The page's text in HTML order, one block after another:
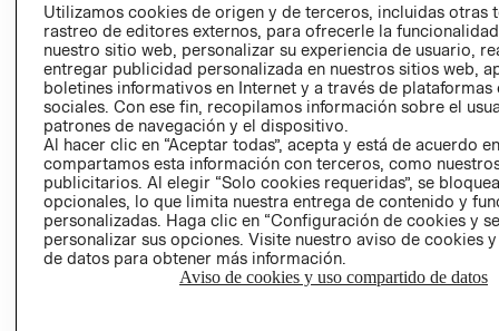
AVISO DE
PRIVACIDAD
GIFT CARD
AVISO DE
COOKIES
Utilizamos cookies de origen y de terceros, incluidas otras
rastreo de editores externos, para ofrecerle la
nuestro sitio web, personalizar su experiencia de usuario,
entregar publicidad personalizada en nuestros sitios web,
boletines informativos en Internet y a través de plataformas
sociales. Con ese fin, recopilamos información sobre el
patrones de navegación y el dispositivo.
Al hacer clic en “Aceptar todas”, acepta y está de acuerdo
compartamos esta información con terceros, como
publicitarios. Al elegir “Solo cookies requeridas”, se
opcionales, lo que limita nuestra entrega de contenido y
personalizadas. Haga clic en “Configuración de cookies y
personalizar sus opciones. Visite nuestro aviso de cookies
de datos para obtener más información.
Aviso de cookies y uso compartido de datos